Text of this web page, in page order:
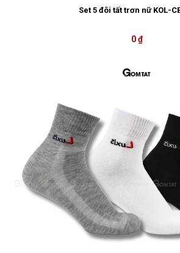
Set 5 đôi tất trơn nữ KOL-
0 ₫